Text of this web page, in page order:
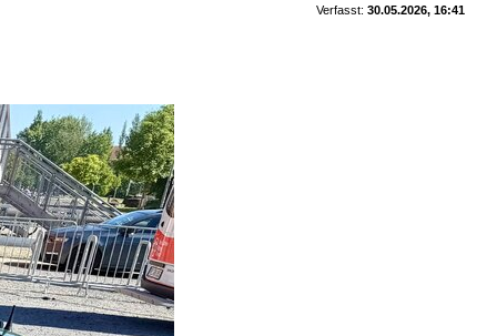
Verfasst: 30.05.2026, 16:41